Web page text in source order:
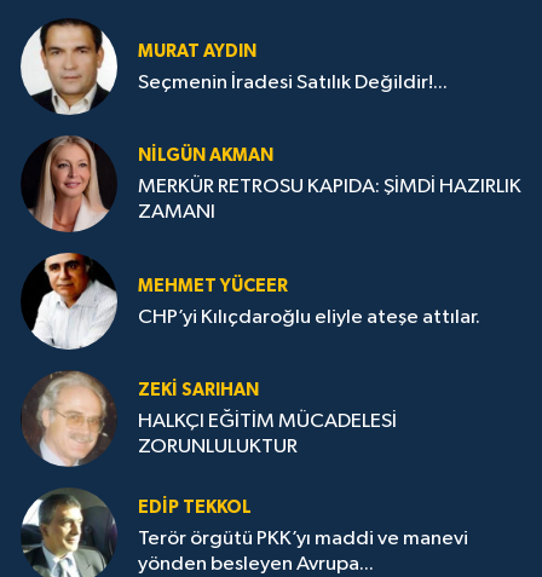
MURAT AYDIN
Seçmenin İradesi Satılık Değildir!...
NILGÜN AKMAN
MERKÜR RETROSU KAPIDA: ŞİMDİ HAZIRLIK
ZAMANI
MEHMET YÜCEER
CHP’yi Kılıçdaroğlu eliyle ateşe attılar.
ZEKI SARIHAN
HALKÇI EĞİTİM MÜCADELESİ
ZORUNLULUKTUR
EDIP TEKKOL
Terör örgütü PKK’yı maddi ve manevi
yönden besleyen Avrupa...